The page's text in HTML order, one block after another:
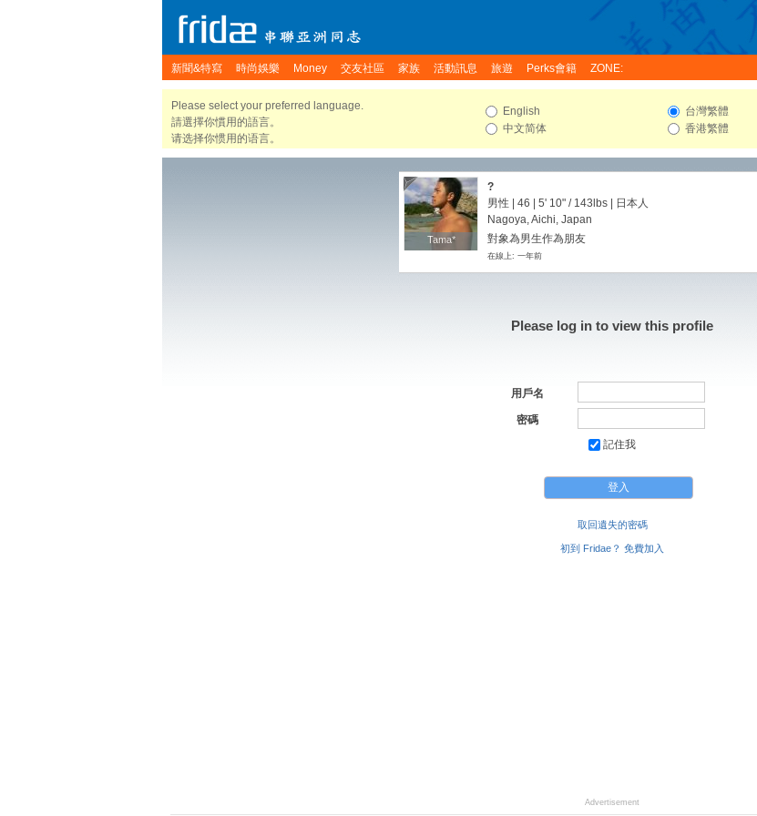
新聞&特寫 時尚娛樂 Money 交友社區 家族 活動訊息 旅遊 Perks會籍 ZONE:
Please select your preferred language.
請選擇你慣用的語言。
请选择你惯用的语言。
English
中文简体
台灣繁體
香港繁體
Tama*
Tama*
?
男性 | 46 | 5' 10" / 143lbs | 日本人
Nagoya, Aichi, Japan
對象為男生作為朋友
在線上: 一年前
Please log in to view this profile
用戶名
密碼
記住我
取回遺失的密碼
初到 Fridae？ 免費加入
Advertisement